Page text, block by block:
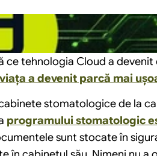
tehnologia Cloud a
viața a devenit parcă mai
stomatologice de la
programului stomatologic
sunt stocate în